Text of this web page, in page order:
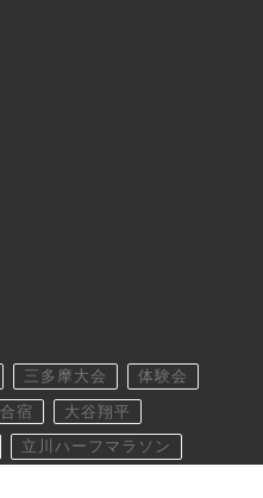
三多摩大会 体験会
合宿 大谷翔平
立川ハーフマラソン